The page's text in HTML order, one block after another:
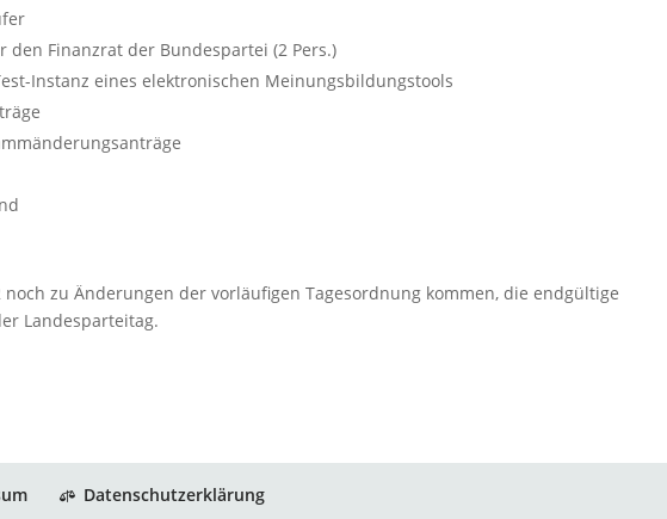
Finanzrat der Bundespartei (2 Pers.)
Instanz eines elektronischen Meinungsbildungstools
noch zu Änderungen der vorläufigen Tagesordnung kommen, die endgültige
Landesparteitag.
Datenschutzerklärung